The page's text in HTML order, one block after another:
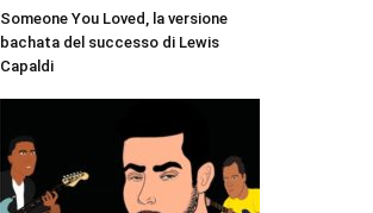
Someone You Loved, la versione
bachata del successo di Lewis
Capaldi